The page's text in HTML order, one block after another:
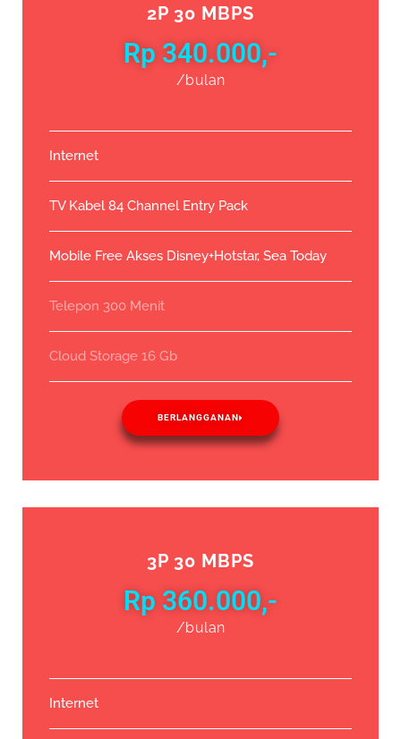
2P 30 MBPS
Rp 340.000,-
/bulan
Internet
TV Kabel 84 Channel Entry Pack
Mobile Free Akses Disney+Hotstar, Sea Today
Telepon 300 Menit
Cloud Storage 16 Gb
BERLANGGANAN
3P 30 MBPS
Rp 360.000,-
/bulan
Internet